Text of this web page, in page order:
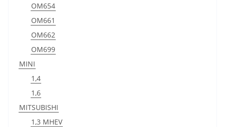
OM654
OM661
OM662
OM699
MINI
1,4
1,6
MITSUBISHI
1,3 MHEV